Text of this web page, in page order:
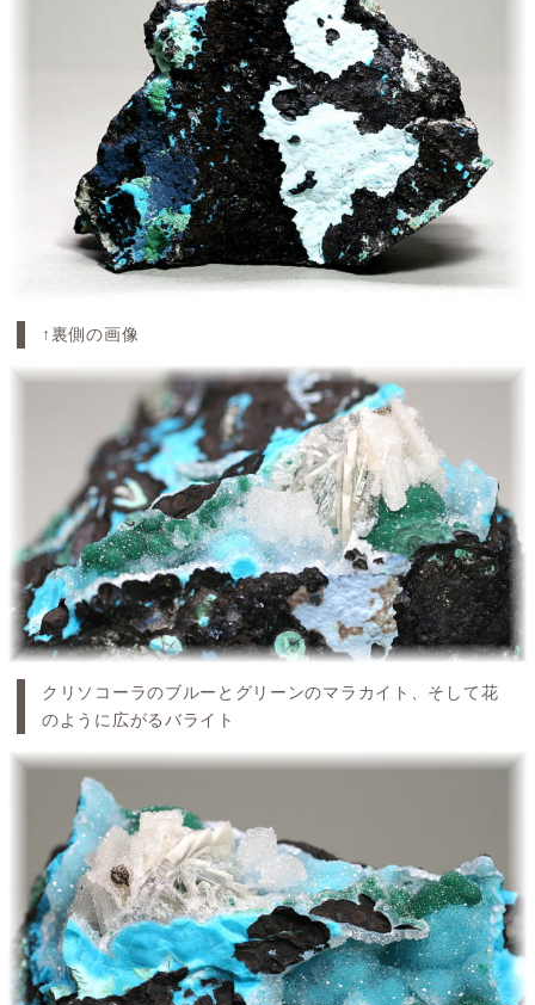
↑裏側の画像
クリソコーラのブルーとグリーンのマラカイト、そして花
のように広がるバライト